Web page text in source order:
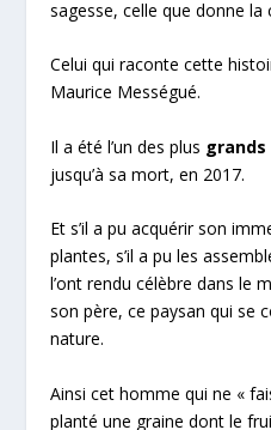
sagesse, celle que donne la
Celui qui raconte cette
Maurice Mességué.
Il a été l’un des plus grands
jusqu’à sa mort, en 2017.
Et s’il a pu acquérir son
plantes, s’il a pu les
l’ont rendu célèbre dans le
son père, ce paysan qui se
nature.
Ainsi cet homme qui ne «
planté une graine dont le